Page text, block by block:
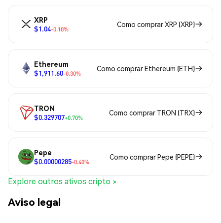
XRP
$1.04-0.10%
Como comprar XRP (XRP)
Ethereum
$1,911.60-0.30%
Como comprar Ethereum (ETH)
TRON
$0.329707+0.70%
Como comprar TRON (TRX)
Pepe
$0.00000285-0.40%
Como comprar Pepe (PEPE)
Explore outros ativos cripto >
Aviso legal